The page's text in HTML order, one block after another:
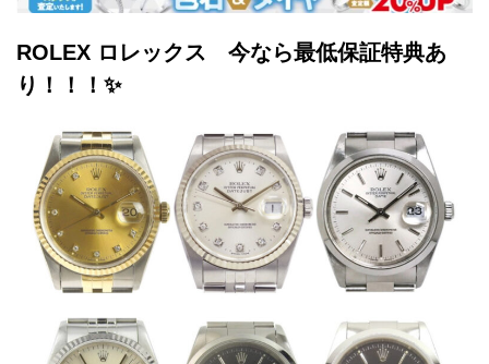
ROLEX ロレックス 今なら最低保証特典あ
り！！！✨